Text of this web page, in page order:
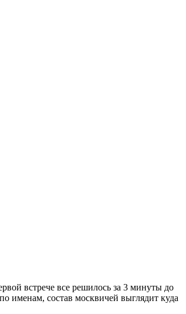
встрече все решилось за 3 минуты до
именам, состав москвичей выглядит куда